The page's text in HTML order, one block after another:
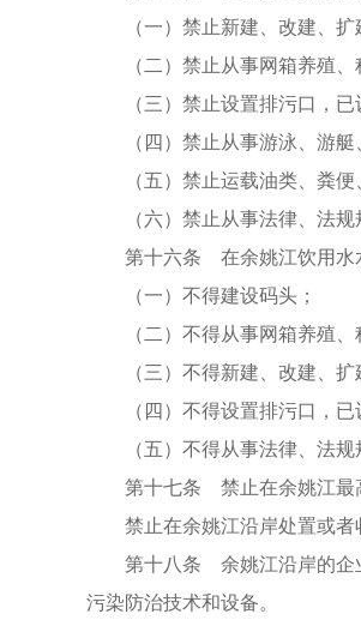
（一）禁止新建、改建、
（二）禁止从事网箱养殖、
（三）禁止设置排污口，
（四）禁止从事游泳、游
（五）禁止运载油类、粪
（六）禁止从事法律、法规
第十六条 在余姚江饮用水
（一）不得建设码头；
（二）不得从事网箱养殖、
（三）不得新建、改建、
（四）不得设置排污口，
（五）不得从事法律、法规
第十七条 禁止在余姚江最
禁止在余姚江沿岸处置或者
第十八条 余姚江沿岸的企
污染防治技术和设备。